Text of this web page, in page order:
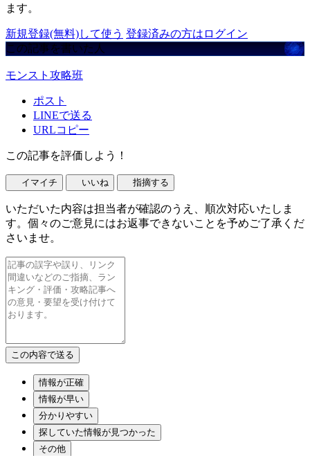
ます。
新規登録(無料)して使う 登録済みの方はログイン
この記事を書いた人
モンスト攻略班
ポスト
LINEで送る
URLコピー
この記事を評価しよう！
イマイチ いいね 指摘する
いただいた内容は担当者が確認のうえ、順次対応いたしま
す。個々のご意見にはお返事できないことを予めご了承くだ
さいませ。
情報が正確
情報が早い
分かりやすい
探していた情報が見つかった
その他